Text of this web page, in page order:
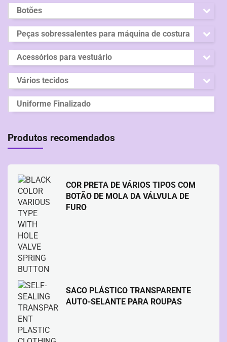
Botões
Peças sobressalentes para máquina de costura
Acessórios para vestuário
Vários tecidos
Uniforme Finalizado
Produtos recomendados
COR PRETA DE VÁRIOS TIPOS COM
BOTÃO DE MOLA DA VÁLVULA DE
FURO
SACO PLÁSTICO TRANSPARENTE
AUTO-SELANTE PARA ROUPAS